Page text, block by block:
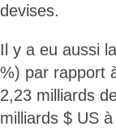
devises.
Il y a eu aussi
%) par rapport
2,23 milliards
milliards $ US